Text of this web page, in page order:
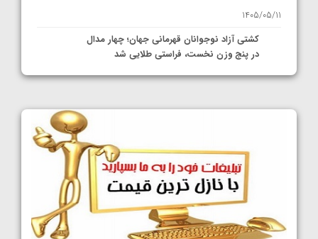
1405/05/11
کشتی آزاد نوجوانان قهرمانی جهان؛ چهار مدال
در پنج وزن نخست، فراستی طلایی شد
1405/05/11
کشتی آزاد نوجوانان جهان؛ رقبای نمایندگان
ایران مشخص شدند
1405/05/08
کشتی فرنگی نوجوانان جهان؛ سکوی تیمی